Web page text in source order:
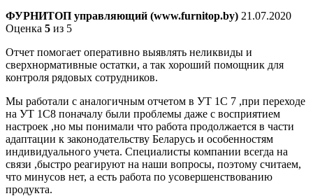
ФУРНИТОП управляющий (www.furnitop.by) 21.07.2020
Оценка 5 из 5
Отчет помогает оперативно выявлять неликвиды и
сверхнормативные остатки, а так хороший помощник для
контроля рядовых сотрудников.
Мы работали с аналогичным отчетом в УТ 1С 7 ,при переходе
на УТ 1С8 поначалу были проблемы даже с восприятием
настроек ,но мы понимали что работа продолжается в части
адаптации к законодательству Беларусь и особенностям
индивидуального учета. Специалисты компании всегда на
связи ,быстро реагируют на наши вопросы, поэтому считаем,
что минусов нет, а есть работа по усовершенствованию
продукта.